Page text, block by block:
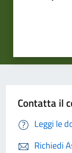
Contatta il
Leggi le
Richiedi